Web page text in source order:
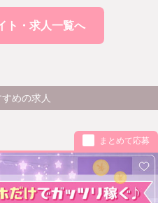
ト・求人一覧へ
めの求人
まとめて応募